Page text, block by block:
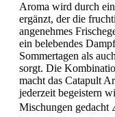
Aroma wird durch
ergänzt, der die
angenehmes
ein belebendes
Sommertagen als
sorgt. Die
macht das Catapult
jederzeit begeistern
Mischungen gedacht